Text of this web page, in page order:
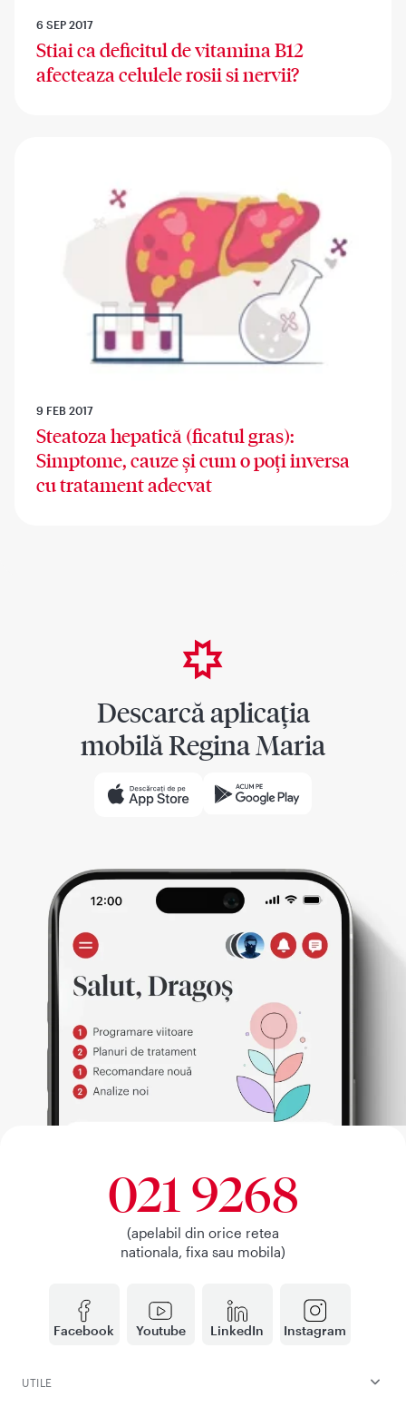
6 SEP 2017
Stiai ca deficitul de vitamina B12
afecteaza celulele rosii si nervii?
9 FEB 2017
Steatoza hepatică (ficatul gras):
Simptome, cauze și cum o poți inversa
cu tratament adecvat
Descarcă aplicația
mobilă Regina Maria
Facebook Youtube LinkedIn Instagram
021 9268
(apelabil din orice retea
nationala, fixa sau mobila)
UTILE